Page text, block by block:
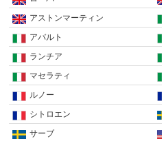
アストンマーティン
アバルト
ランチア
マセラティ
ルノー
シトロエン
サーブ